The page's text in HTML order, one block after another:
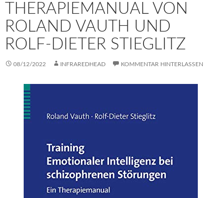
THERAPIEMANUAL VON
ROLAND VAUTH UND
ROLF-DIETER STIEGLITZ
08/12/2022 INFRAREDHEAD KOMMENTAR HINTERLASSEN